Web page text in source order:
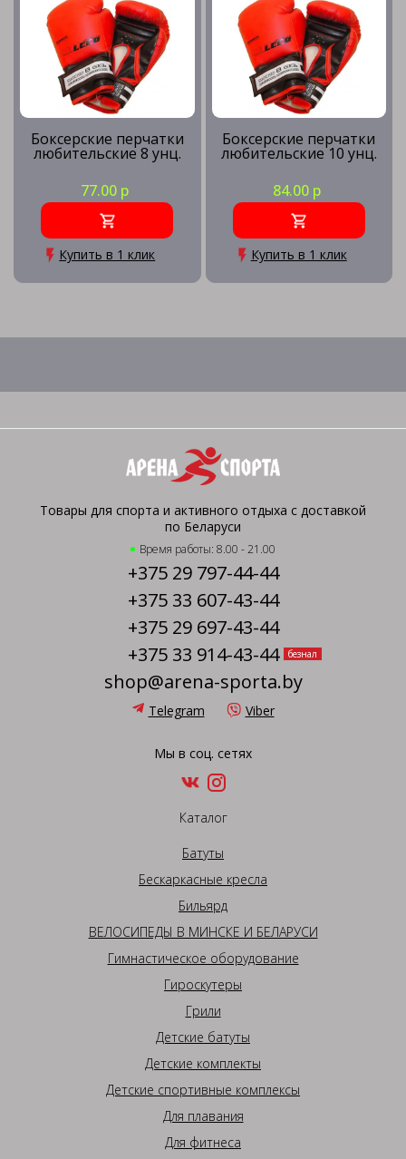
Боксерские перчатки
любительские 8 унц.
77.00 р
Купить в 1 клик
Боксерские перчатки
любительские 10 унц.
84.00 р
Купить в 1 клик
Товары для спорта и активного отдыха с доставкой
по Беларуси
Время работы: 8.00 - 21.00
+375 29 797-44-44
+375 33 607-43-44
+375 29 697-43-44
+375 33 914-43-44
безнал
shop@arena-sporta.by
Telegram Viber
Мы в соц. сетях
Каталог
Батуты
Бескаркасные кресла
Бильярд
ВЕЛОСИПЕДЫ В МИНСКЕ И БЕЛАРУСИ
Гимнастическое оборудование
Гироскутеры
Грили
Детские батуты
Детские комплекты
Детские спортивные комплексы
Для плавания
Для фитнеса